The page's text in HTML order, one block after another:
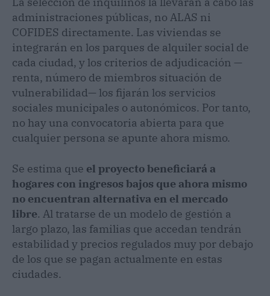
administraciones públicas, no ALAS ni
COFIDES directamente. Las viviendas se
integrarán en los parques de alquiler social de
cada ciudad, y los criterios de adjudicación —
renta, número de miembros situación de
vulnerabilidad— los fijarán los servicios
sociales municipales o autonómicos. Por tanto,
no hay una convocatoria abierta para que
cualquier persona se apunte ahora mismo.
Se estima que el proyecto beneficiará a
hogares con ingresos bajos que ahora mismo
no encuentran alternativa en el mercado
libre. Al tratarse de un modelo de gestión a
largo plazo, las familias que accedan tendrán
estabilidad y precios regulados muy por debajo
de los que se pagan actualmente en estas
ciudades.